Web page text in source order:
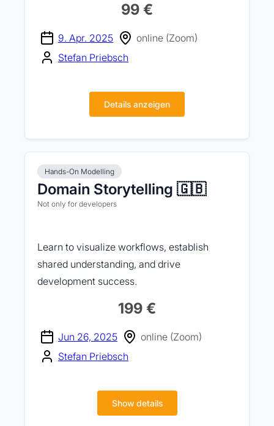
99 €
9. Apr. 2025
online (Zoom)
Stefan Priebsch
Details anzeigen
Hands-On Modelling
Domain Storytelling 🇬🇧
Not only for developers
Learn to visualize workflows, establish
shared understanding, and drive
development success.
199 €
Jun 26, 2025
online (Zoom)
Stefan Priebsch
Show details